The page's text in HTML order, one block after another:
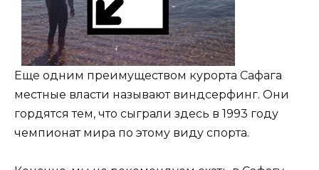
Еще одним преимуществом курорта Сафага
местные власти называют виндсерфинг. Они
гордятся тем, что сыграли здесь в 1993 году
чемпионат мира по этому виду спорта.